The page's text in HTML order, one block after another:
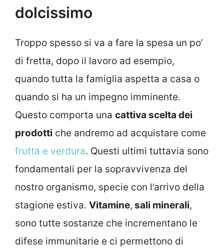
dolcissimo
Troppo spesso si va a fare la spesa un po’
di fretta, dopo il lavoro ad esempio,
quando tutta la famiglia aspetta a casa o
quando si ha un impegno imminente.
Questo comporta una cattiva scelta dei
prodotti che andremo ad acquistare come
frutta e verdura. Questi ultimi tuttavia sono
fondamentali per la sopravvivenza del
nostro organismo, specie con l’arrivo della
stagione estiva. Vitamine, sali minerali,
sono tutte sostanze che incrementano le
difese immunitarie e ci permettono di